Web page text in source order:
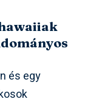
és egy